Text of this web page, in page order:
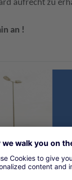
aufrecht zu
an !